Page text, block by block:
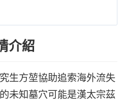
介紹
生方堃協助追索海外流失
未知墓穴可能是漢太宗茲